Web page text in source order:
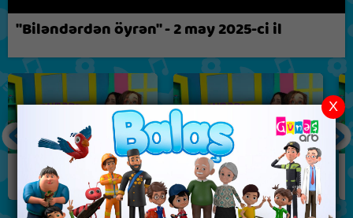
"Biləndərdən öyrən" - 2 may 2025-ci il
X